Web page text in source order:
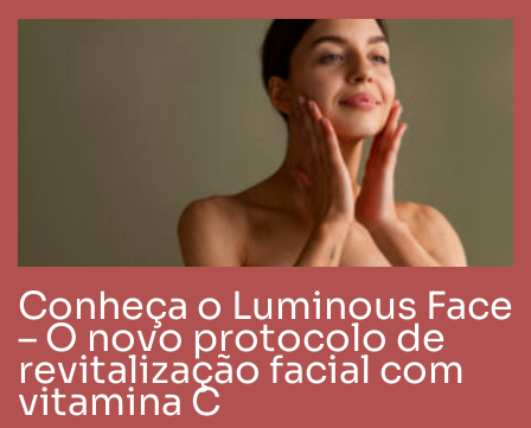
Conheça o Luminous Face
– O novo protocolo de
revitalização facial com
vitamina C